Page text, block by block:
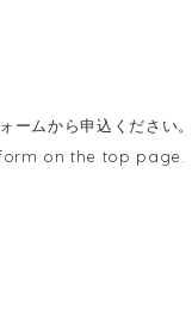
ームから申込ください。
on the top page.